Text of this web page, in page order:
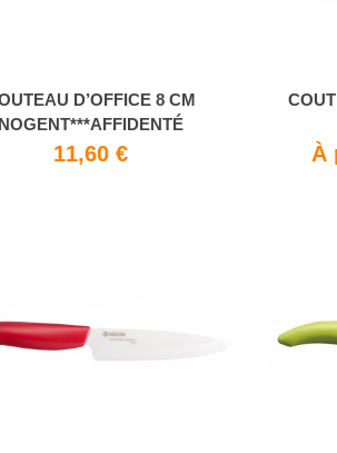
D’OFFICE 8 CM
11,60 € À